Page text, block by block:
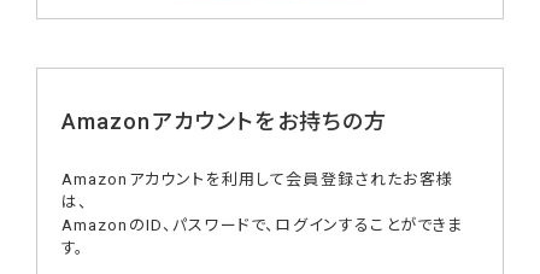
Amazonアカウントをお持ちの方
Amazonアカウントを利用して会員登録されたお客様
は、
AmazonのID、パスワードで、ログインすることができま
す。